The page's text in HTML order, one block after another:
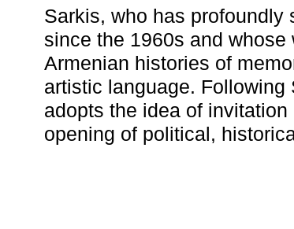
Sarkis, who has profoundly
since the 1960s and
Armenian histories of
artistic language. Following
adopts the idea of
opening of political,